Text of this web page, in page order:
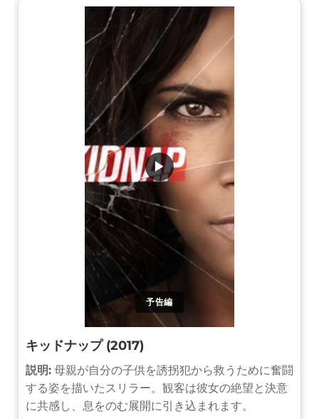
予告編
▶
キッドナップ (2017)
説明: 母親が自分の子供を誘拐犯から救うために奮闘
する姿を描いたスリラー。観客は彼女の絶望と決意
に共感し、息をのむ展開に引き込まれます。